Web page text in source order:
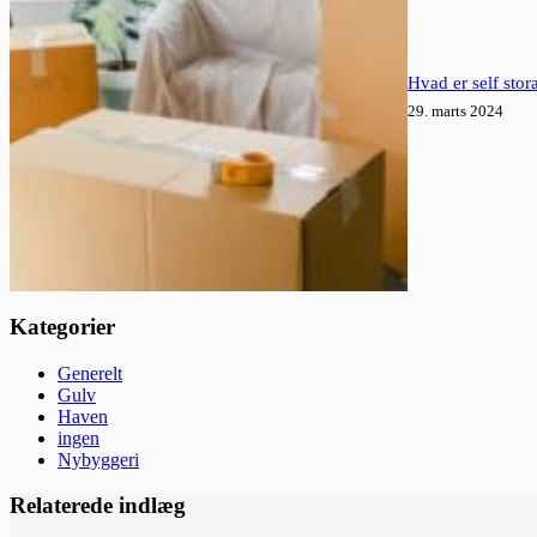
Hvad er self
29. marts 2024
Kategorier
Generelt
Gulv
Haven
ingen
Nybyggeri
Relaterede indlæg